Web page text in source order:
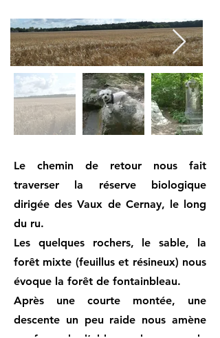
Le chemin de retour nous fait
traverser la réserve biologique
dirigée des Vaux de Cernay, le long
du ru.
Les quelques rochers, le sable, la
forêt mixte (feuillus et résineux) nous
évoque la forêt de fontainbleau.
Après une courte montée, une
descente un peu raide nous amène